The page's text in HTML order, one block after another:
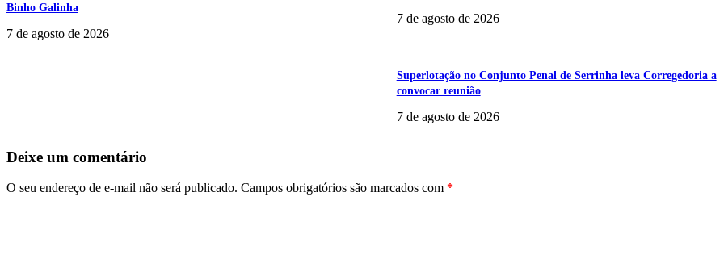
Binho Galinha
7 de agosto de 2026
7 de agosto de 2026
Superlotação no Conjunto Penal de Serrinha leva Corregedoria a
convocar reunião
7 de agosto de 2026
Deixe um comentário
O seu endereço de e-mail não será publicado. Campos obrigatórios são marcados com *